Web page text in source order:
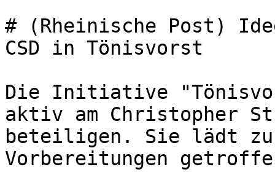
# (Rheinische Post)
CSD in Tönisvorst
Die Initiative
aktiv am Christopher
beteiligen. Sie lädt zu
Vorbereitungen